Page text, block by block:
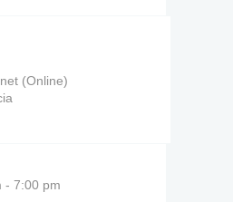
(Online)
- 7:00 pm